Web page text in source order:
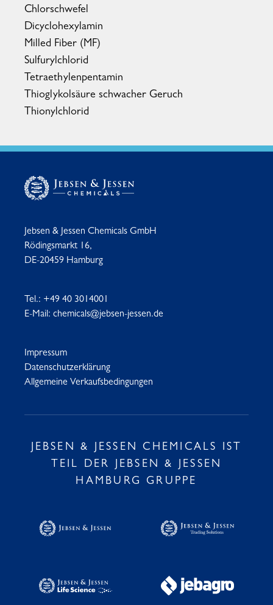
Chlorschwefel
Dicyclohexylamin
Milled Fiber (MF)
Sulfurylchlorid
Tetraethylenpentamin
Thioglykolsäure schwacher Geruch
Thionylchlorid
Jebsen & Jessen Chemicals GmbH
Rödingsmarkt 16,
DE-20459 Hamburg
Tel.: +49 40 3014001
E-Mail: chemicals@jebsen-jessen.de
Impressum
Datenschutzerklärung
Allgemeine Verkaufsbedingungen
JEBSEN & JESSEN CHEMICALS IST
TEIL DER JEBSEN & JESSEN
HAMBURG GRUPPE